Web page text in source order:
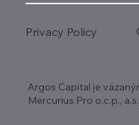
Argos Capital je
Mercurius Pro o.c.p., a.s.
Privacy Policy